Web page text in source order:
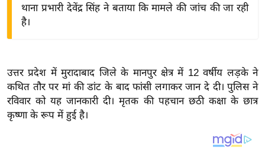
ग
त
वि
थाना प्रभारी देवेंद्र सिंह ने बताया कि मामले की जांच की जा रही
है।
उत्तर प्रदेश में मुरादाबाद जिले के मानपुर क्षेत्र में 12 वर्षीय लड़के ने
कथित तौर पर मां की डांट के बाद फांसी लगाकर जान दे दी। पुलिस ने
रविवार को यह जानकारी दी। मृतक की पहचान छठी कक्षा के छात्र
कृष्णा के रूप में हुई है।